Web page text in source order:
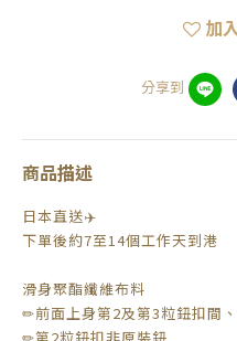
加
分享到
商品描述
日本直送✈️
下單後約7至14個工作天到港
滑身聚酯纖維布料
✏前面上身第2及第3粒鈕扣間